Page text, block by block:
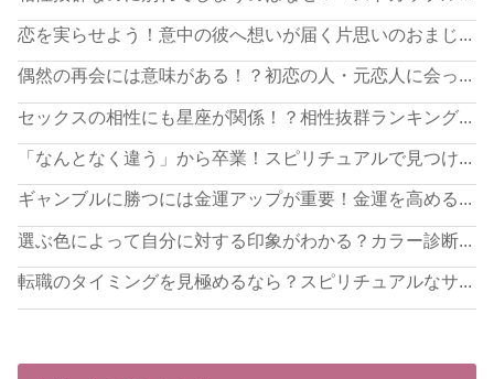
恋を実らせよう！意中の彼へ想いが届く片思いのおまじ...
偶然の再会には意味がある！？初恋の人・元恋人に会っ...
セックスの相性にも星座が関係！？相性抜群ランキング...
「なんとなく違う」から卒業！スピリチュアルで見つけ...
ギャンブルに勝つには金運アップが重要！金運を高める...
選ぶ色によって自分に対する印象がわかる？カラー診断...
転職のタイミングを見極めるなら？スピリチュアルなサ...